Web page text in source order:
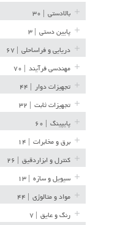
بالادستی
پایین دستی
دریایی و فراساحلی
مهندسی فرآیند
تجهیزات دوار
تجهیزات ثابت
پایپینگ
برق و مخابرات
کنترل و ابزاردقیق
سیویل و سازه
مواد و متالوژی
رنگ و عایق